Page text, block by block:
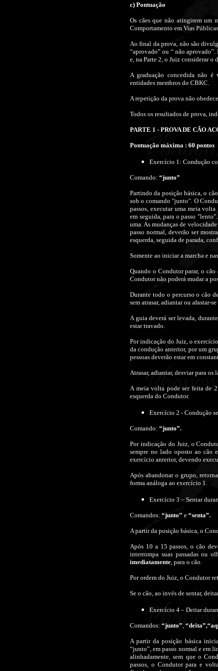
c) Pontuação
Os cães que não atingirem um
Comportamento em Vias
Ao final da prova, não são
“aprovado” ou “ não
e, na Parte 2, o Juiz considerar o
A graduação concedida não
entidades membros do CBKC.
A repetição da prova não
Todos os resultados de prova,
PARTE 1 - PROVA DE CÃO
Pontuação máxima : 60 pontos
Exercício 1: Condução
Comando: “junto”
Partindo da posição básica, o
sob o comando "junto". O
passos, executar uma meia
em seguida, para o passo
uma. As mudanças de
passo normal, deverão ser
esquerda, seguida de parada,
Somente ao iniciar a marcha e
Quando o Condutor parar, o
Condutor não poderá mudar a
Durante todo o percurso o cão
sem atrasar, adiantar ou afastar-
A guia deverá ser levada,
estar travado.
Por indicação do Juiz, o
da condução anterior, por um
pessoas deverão estar em
Atrasar, adiantar, desviar para
A meia volta pode ser feita de
esquerda do Condutor.
Exercício 2 - Condução
Comando: “junto”.
Por indicação do Juiz, o
sempre no lado oposto ao cão
exercício anterior, devendo
Após abandonar o grupo,
forma análoga ao exercício 1.
Exercício 3 – Sentar
Comandos: “junto” e “senta”.
A partir da posição básica, o
Após 10 a 15 passos, o cão
interrompa suas passadas ou
imediatamente , para o cão.
Por ordem do Juiz, o Condutor
Se o cão, ao invés de sentar,
Exercício 4 – Deitar
Comandos: “junto”
A partir da posição básica
“junto”, em passo normal e em
alinhadamente, sem que o
passos, o Condutor para e